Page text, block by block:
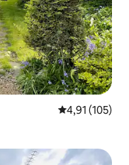
prosječna
4,91 (105)